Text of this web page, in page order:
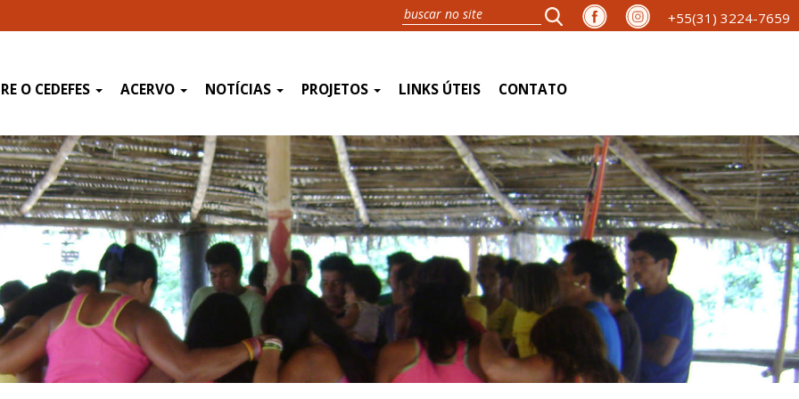
+55(31) 3224-7659
O CEDEFES ACERVO NOTÍCIAS PROJETOS LINKS ÚTEIS CONTATO